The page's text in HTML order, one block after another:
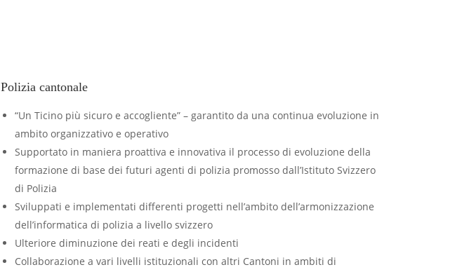
Polizia cantonale
“Un Ticino più sicuro e accogliente” – garantito da una continua evoluzione in
ambito organizzativo e operativo
Supportato in maniera proattiva e innovativa il processo di evoluzione della
formazione di base dei futuri agenti di polizia promosso dall’Istituto Svizzero
di Polizia
Sviluppati e implementati differenti progetti nell’ambito dell’armonizzazione
dell’informatica di polizia a livello svizzero
Ulteriore diminuzione dei reati e degli incidenti
Collaborazione a vari livelli istituzionali con altri Cantoni in ambiti di